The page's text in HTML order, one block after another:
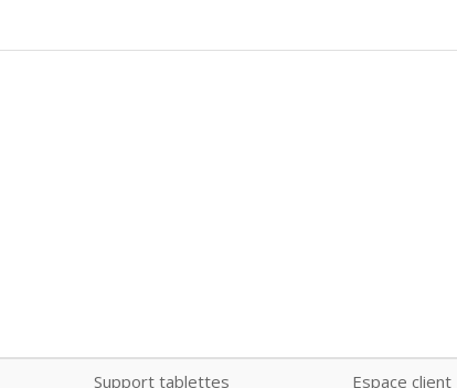
Support tablettes Espace client